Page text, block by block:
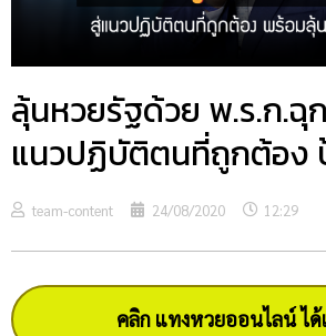
ลุ้นหวยรัฐด้วย พ.ร.ก.ฉุ
แนวปฏิบัติตนที่ถูกต้อง
team-content 24/08/2020 12:29
คลิก แทงหวยออนไลน์ ได้